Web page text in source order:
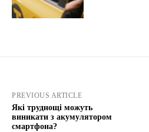
PREVIOUS ARTICLE
Які труднощі можуть
виникати з акумулятором
смартфона?